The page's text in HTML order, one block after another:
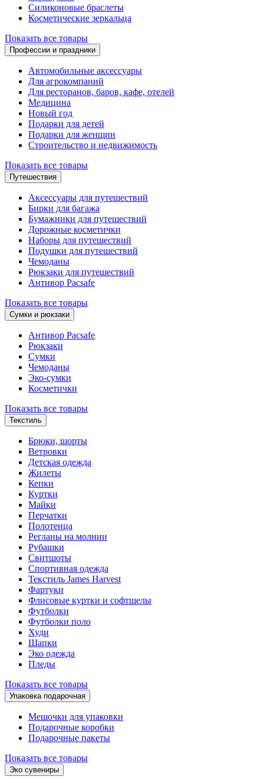
Силиконовые браслеты
Косметические зеркальца
Показать все товары
Профессии и праздники
Автомобильные аксессуары
Для агрокомпаний
Для ресторанов, баров, кафе, отелей
Медицина
Новый год
Подарки для детей
Подарки для женщин
Строительство и недвижимость
Показать все товары
Путешествия
Аксессуары для путешествий
Бирки для багажа
Бумажники для путешествий
Дорожные косметички
Наборы для путешествий
Подушки для путешествий
Чемоданы
Рюкзаки для путешествий
Антивор Pacsafe
Показать все товары
Сумки и рюкзаки
Антивор Pacsafe
Рюкзаки
Сумки
Чемоданы
Эко-сумки
Косметички
Показать все товары
Текстиль
Брюки, шорты
Ветровки
Детская одежда
Жилеты
Кепки
Куртки
Майки
Перчатки
Полотенца
Регланы на молнии
Рубашки
Свитшоты
Спортивная одежда
Текстиль James Harvest
Фартуки
Флисовые куртки и софтшелы
Футболки
Футболки поло
Худи
Шапки
Эко одежда
Пледы
Показать все товары
Упаковка подарочная
Мешочки для упаковки
Подарочные коробки
Подарочные пакеты
Показать все товары
Эко сувениры